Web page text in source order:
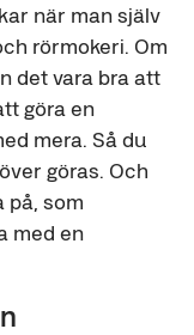
när man själv
rörmokeri. Om
det vara bra att
göra en
mera. Så du
göras. Och
på, som
med en